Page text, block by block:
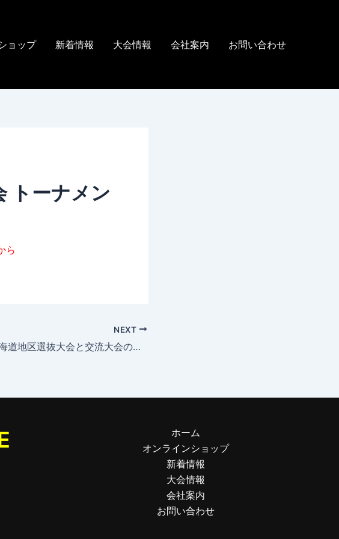
ョップ 新着情報 大会情報 会社案内 お問い合わせ
トーナメン
ら
NEXT
北海道地区選抜大会と交流大会の結果
ホーム
オンラインショップ
新着情報
大会情報
会社案内
お問い合わせ